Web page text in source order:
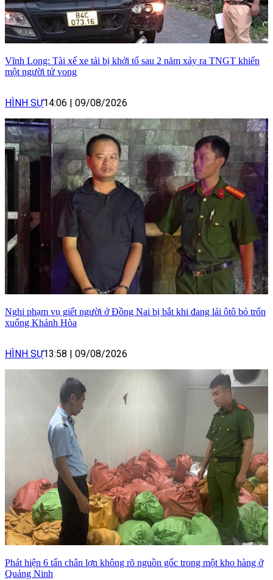
Vĩnh Long: Tài xế xe tải bị khởi tố sau 2 năm xảy ra TNGT khiến
một người tử vong
HÌNH SỰ14:06 | 09/08/2026
Nghi phạm vụ giết người ở Đồng Nai bị bắt khi đang lái ôtô bỏ trốn
xuống Khánh Hòa
HÌNH SỰ13:58 | 09/08/2026
Phát hiện 6 tấn chân lợn không rõ nguồn gốc trong một kho hàng ở
Quảng Ninh